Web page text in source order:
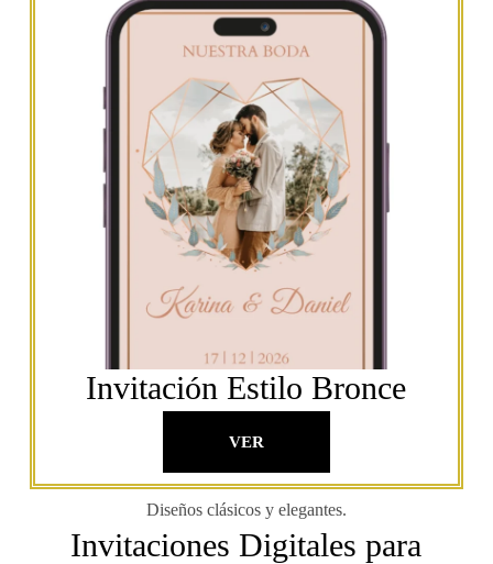
Invitación Estilo Bronce
VER
Diseños clásicos y elegantes.
Invitaciones Digitales para